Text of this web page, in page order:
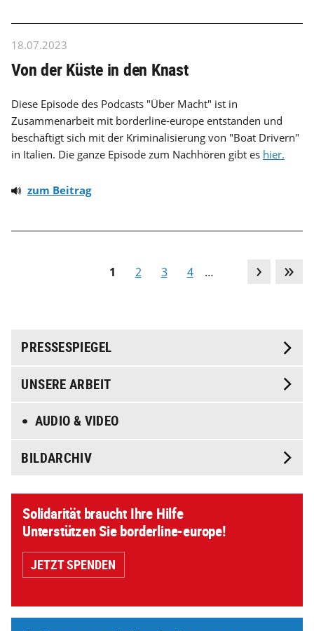
18.07.2023
Von der Küste in den Knast
Diese Episode des Podcasts "Über Macht" ist in
Zusammenarbeit mit borderline-europe entstanden und
beschäftigt sich mit der Kriminalisierung von "Boat Drivern"
in Italien. Die ganze Episode zum Nachhören gibt es hier.
zum Beitrag
1 2 3 4 …
PRESSESPIEGEL
UNSERE ARBEIT
AUDIO & VIDEO
BILDARCHIV
Solidarität braucht Ihre Hilfe
Unterstützen Sie borderline-europe!
JETZT SPENDEN